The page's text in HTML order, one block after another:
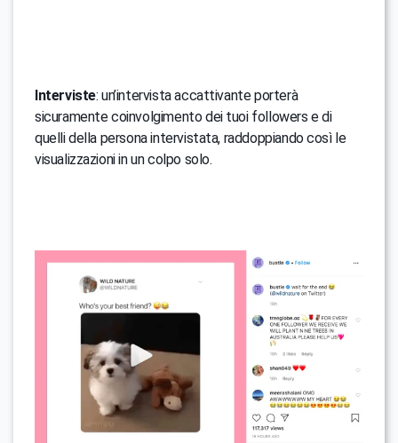
Interviste: un’intervista accattivante porterà
sicuramente coinvolgimento dei tuoi followers e di
quelli della persona intervistata, raddoppiando così le
visualizzazioni in un colpo solo.